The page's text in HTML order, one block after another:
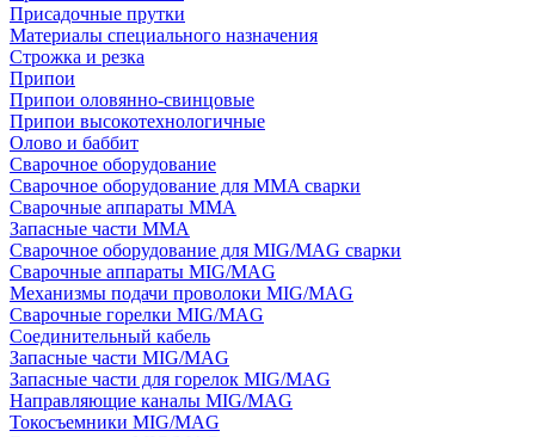
Присадочные прутки
Материалы специального назначения
Строжка и резка
Припои
Припои оловянно-свинцовые
Припои высокотехнологичные
Олово и баббит
Сварочное оборудование
Сварочное оборудование для MMA сварки
Сварочные аппараты MMA
Запасные части MMA
Сварочное оборудование для MIG/MAG сварки
Сварочные аппараты MIG/MAG
Механизмы подачи проволоки MIG/MAG
Сварочные горелки MIG/MAG
Соединительный кабель
Запасные части MIG/MAG
Запасные части для горелок MIG/MAG
Направляющие каналы MIG/MAG
Токосъемники MIG/MAG